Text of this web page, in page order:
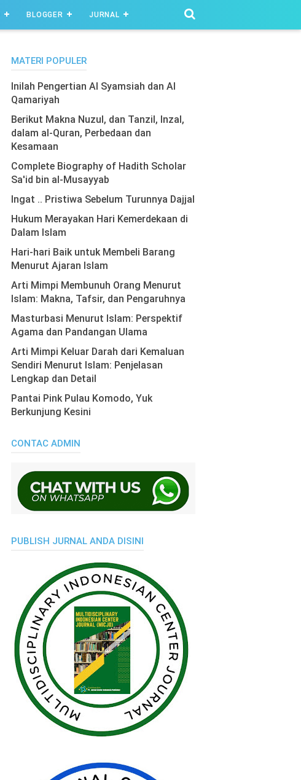
BLOGGER JURNAL
MATERI POPULER
Inilah Pengertian Al Syamsiah dan Al
Qamariyah
Berikut Makna Nuzul, dan Tanzil, Inzal,
dalam al-Quran, Perbedaan dan
Kesamaan
Complete Biography of Hadith Scholar
Sa'id bin al-Musayyab
Ingat .. Pristiwa Sebelum Turunnya Dajjal
Hukum Merayakan Hari Kemerdekaan di
Dalam Islam
Hari-hari Baik untuk Membeli Barang
Menurut Ajaran Islam
Arti Mimpi Membunuh Orang Menurut
Islam: Makna, Tafsir, dan Pengaruhnya
Masturbasi Menurut Islam: Perspektif
Agama dan Pandangan Ulama
Arti Mimpi Keluar Darah dari Kemaluan
Sendiri Menurut Islam: Penjelasan
Lengkap dan Detail
Pantai Pink Pulau Komodo, Yuk
Berkunjung Kesini
CONTAC ADMIN
PUBLISH JURNAL ANDA DISINI